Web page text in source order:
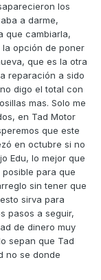
los
a darme,
que cambiarla,
opción de poner
que es la otra
reparación a sido
digo el total con
mas. Solo me
en Tad Motor
que este
en octubre si no
Edu, lo mejor que
para que
sin tener que
sirva para
pasos a seguir,
de dinero muy
sepan que Tad
no se donde